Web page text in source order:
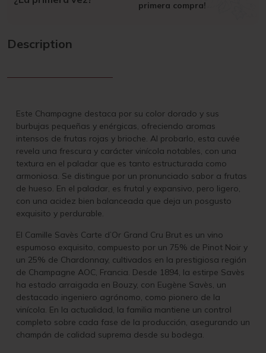
primera compra!
Description
Este Champagne destaca por su color dorado y sus
burbujas pequeñas y enérgicas, ofreciendo aromas
intensos de frutas rojas y brioche. Al probarlo, esta cuvée
revela una frescura y carácter vinícola notables, con una
textura en el paladar que es tanto estructurada como
armoniosa. Se distingue por un pronunciado sabor a frutas
de hueso. En el paladar, es frutal y expansivo, pero ligero,
con una acidez bien balanceada que deja un posgusto
exquisito y perdurable.
El Camille Savès Carte d’Or Grand Cru Brut es un vino
espumoso exquisito, compuesto por un 75% de Pinot Noir y
un 25% de Chardonnay, cultivados en la prestigiosa región
de Champagne AOC, Francia. Desde 1894, la estirpe Savès
ha estado arraigada en Bouzy, con Eugène Savès, un
destacado ingeniero agrónomo, como pionero de la
vinícola. En la actualidad, la familia mantiene un control
completo sobre cada fase de la producción, asegurando un
champán de calidad suprema desde su bodega.